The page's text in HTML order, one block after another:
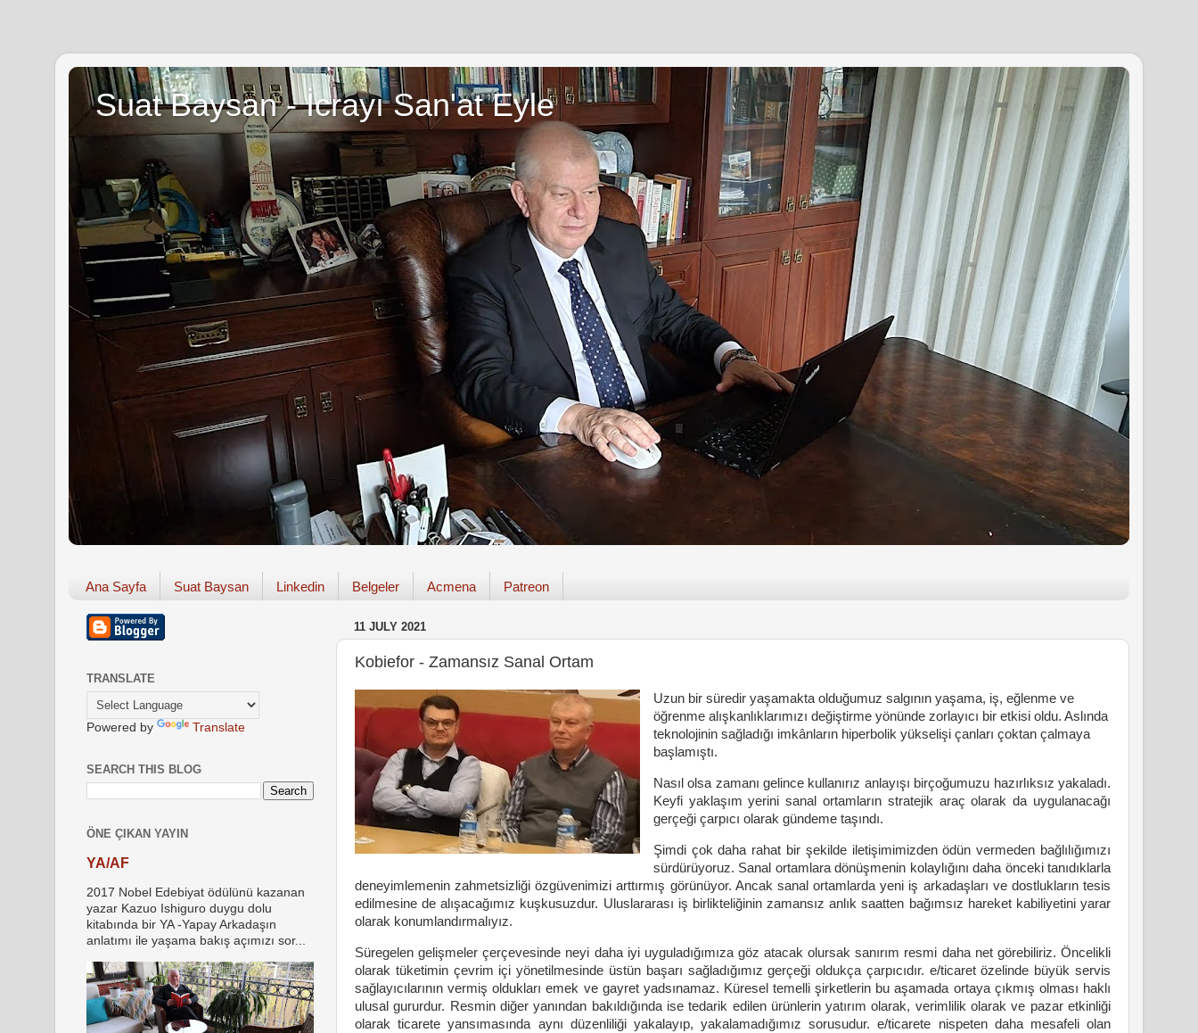
Suat Baysan - İcrayı San'at Eyle
Ana Sayfa Suat Baysan Linkedin Belgeler Acmena Patreon
11 JULY 2021
Kobiefor - Zamansız Sanal Ortam
Uzun bir süredir yaşamakta olduğumuz salgının yaşama, iş, eğlenme ve
öğrenme alışkanlıklarımızı değiştirme yönünde zorlayıcı bir etkisi oldu. Aslında
teknolojinin sağladığı imkânların hiperbolik yükselişi çanları çoktan çalmaya
başlamıştı.
Nasıl olsa zamanı gelince kullanırız anlayışı birçoğumuzu hazırlıksız yakaladı.
Keyfi yaklaşım yerini sanal ortamların stratejik araç olarak da uygulanacağı
gerçeği çarpıcı olarak gündeme taşındı.
Şimdi çok daha rahat bir şekilde iletişimimizden ödün vermeden bağlılığımızı
sürdürüyoruz. Sanal ortamlara dönüşmenin kolaylığını daha önceki tanıdıklarla
deneyimlemenin zahmetsizliği özgüvenimizi arttırmış görünüyor. Ancak sanal ortamlarda yeni iş arkadaşları ve dostlukların tesis
edilmesine de alışacağımız kuşkusuzdur. Uluslararası iş birlikteliğinin zamansız anlık saatten bağımsız hareket kabiliyetini yarar
olarak konumlandırmalıyız.
Süregelen gelişmeler çerçevesinde neyi daha iyi uyguladığımıza göz atacak olursak sanırım resmi daha net görebiliriz. Öncelikli
olarak tüketimin çevrim içi yönetilmesinde üstün başarı sağladığımız gerçeği oldukça çarpıcıdır. e/ticaret özelinde büyük servis
sağlayıcılarının vermiş oldukları emek ve gayret yadsınamaz. Küresel temelli şirketlerin bu aşamada ortaya çıkmış olması haklı
ulusal gururdur. Resmin diğer yanından bakıldığında ise tedarik edilen ürünlerin yatırım olarak, verimlilik olarak ve pazar etkinliği
olarak ticarete yansımasında aynı düzenliliği yakalayıp, yakalamadığımız sorusudur. e/ticarete nispeten daha mesafeli olan
TRANSLATE
Powered by Translate
SEARCH THIS BLOG
ÖNE ÇIKAN YAYIN
YA/AF
2017 Nobel Edebiyat ödülünü kazanan
yazar Kazuo Ishiguro duygu dolu
kitabında bir YA -Yapay Arkadaşın
anlatımı ile yaşama bakış açımızı sor...